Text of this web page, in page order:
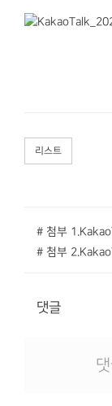
리스트
# 첨부
# 첨부
댓글